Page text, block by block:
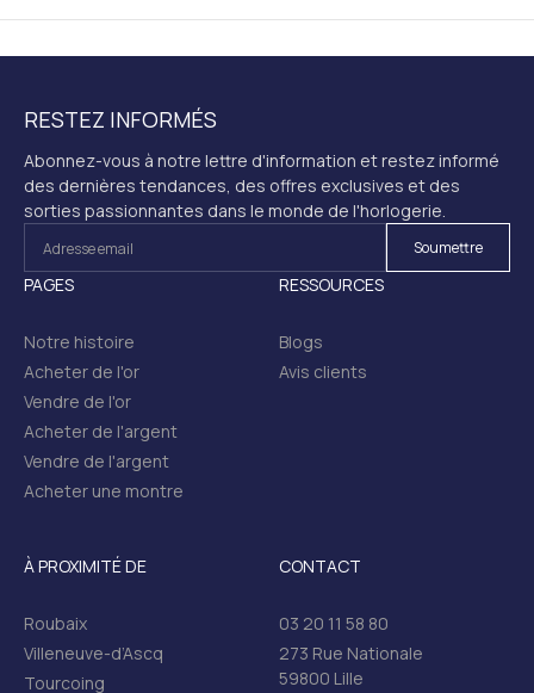
RESTEZ INFORMÉS
Abonnez-vous à notre lettre d'information et restez informé
des dernières tendances, des offres exclusives et des
sorties passionnantes dans le monde de l'horlogerie.
PAGES
Notre histoire
Acheter de l'or
Vendre de l'or
Acheter de l'argent
Vendre de l'argent
Acheter une montre
RESSOURCES
Blogs
Avis clients
À PROXIMITÉ DE
Roubaix
Villeneuve-d’Ascq
Tourcoing
CONTACT
03 20 11 58 80
273 Rue Nationale
59800 Lille